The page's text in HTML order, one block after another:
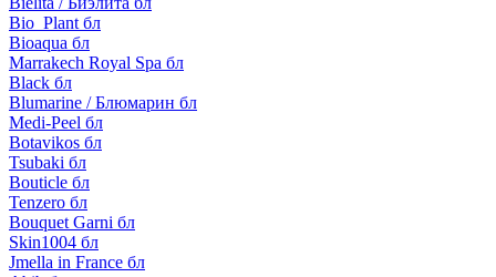
Bio_Plant бл
Bioaqua бл
Marrakech Royal Spa бл
Black бл
Blumarine / Блюмарин бл
Medi-Peel бл
Botavikos бл
Tsubaki бл
Bouticle бл
Tenzero бл
Bouquet Garni бл
Skin1004 бл
Jmella in France бл